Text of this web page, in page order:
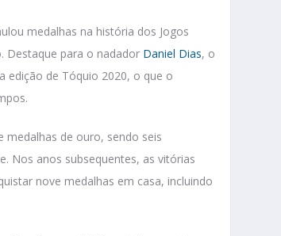
medalhas na história dos Jogos
Destaque para o nadador Daniel Dias, o
edição de Tóquio 2020, o que o
medalhas de ouro, sendo seis
Nos anos subsequentes, as vitórias
nove medalhas em casa, incluindo